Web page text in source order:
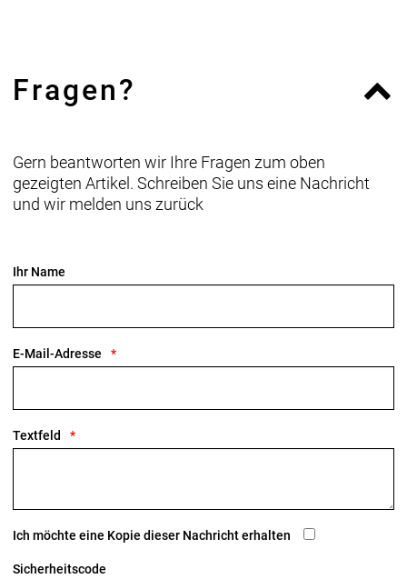
Fragen?
Gern beantworten wir Ihre Fragen zum oben
gezeigten Artikel. Schreiben Sie uns eine Nachricht
und wir melden uns zurück
Ihr Name
E-Mail-Adresse
Textfeld
Ich möchte eine Kopie dieser Nachricht erhalten
Sicherheitscode